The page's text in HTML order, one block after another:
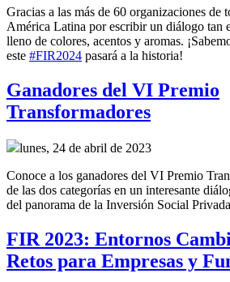
Gracias a las más de 60 organizaciones de
América Latina por escribir un diálogo tan
lleno de colores, acentos y aromas.
este #FIR2024 pasará a la historia!
Ganadores del VI Premio
Transformadores
lunes, 24 de abril de 2023
Conoce a los ganadores del VI Premio
de las dos categorías en un interesante
del panorama de la Inversión Social
FIR 2023: Entornos
Retos para Empresas y